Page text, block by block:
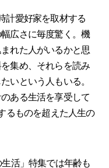
計愛好家を取材する
広さに毎度驚く。機
れた人がいるかと思
集め、それらを読み
いという人もいる。
ある生活を享受して
るものを超えた人生の
活」特集では年齢も